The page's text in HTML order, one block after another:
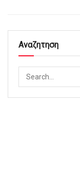
Αναζητηση